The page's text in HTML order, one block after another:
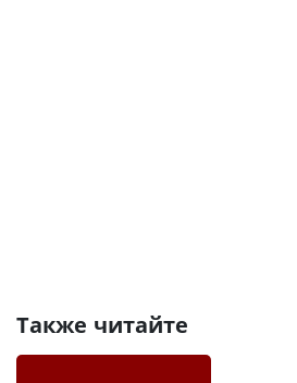
Также читайте